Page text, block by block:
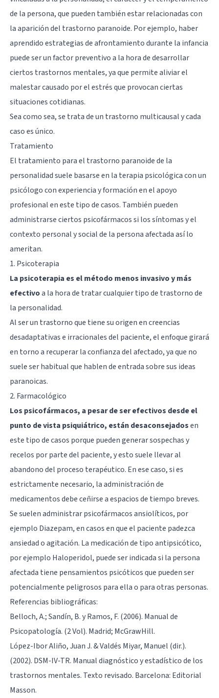
de la persona, que pueden también estar relacionadas con
la aparición del trastorno paranoide. Por ejemplo, haber
aprendido estrategias de afrontamiento durante la infancia
puede ser un factor preventivo a la hora de desarrollar
ciertos trastornos mentales, ya que permite aliviar el
malestar causado por el estrés que provocan ciertas
situaciones cotidianas.
Sea como sea, se trata de un trastorno multicausal y cada
caso es único.
Tratamiento
El tratamiento para el trastorno paranoide de la
personalidad suele basarse en la terapia psicológica con un
psicólogo con experiencia y formación en el apoyo
profesional en este tipo de casos. También pueden
administrarse ciertos psicofármacos si los síntomas y el
contexto personal y social de la persona afectada así lo
ameritan.
1. Psicoterapia
La psicoterapia es el método menos invasivo y más
efectivoa la hora de tratar cualquier tipo de trastorno de
la personalidad.
Al ser un trastorno que tiene su origen en creencias
desadaptativas e irracionales del paciente, el enfoque girará
en torno a recuperar la confianza del afectado, ya que no
suele ser habitual que hablen de entrada sobre sus ideas
paranoicas.
2. Farmacológico
Los psicofármacos, a pesar de ser efectivos desde el
punto de vista psiquiátrico, están desaconsejadosen
este tipo de casos porque pueden generar sospechas y
recelos por parte del paciente, y esto suele llevar al
abandono del proceso terapéutico. En ese caso, si es
estrictamente necesario, la administración de
medicamentos debe ceñirse a espacios de tiempo breves.
Se suelen administrarpsicofármacos ansiolíticos, por
ejemplo Diazepam, en casos en que el paciente padezca
ansiedad o agitación. La medicación de tipo antipsicótico,
por ejemplo Haloperidol, puede ser indicada si la persona
afectada tiene pensamientos psicóticos que pueden ser
potencialmente peligrosos para ella o para otras personas.
Referencias bibliográficas:
Belloch, A.; Sandín, B. y Ramos, F. (2006). Manual de
Psicopatología. (2 Vol). Madrid; McGrawHill.
López-Ibor Aliño, Juan J. & Valdés Miyar, Manuel (dir.).
(2002). DSM-IV-TR. Manual diagnóstico y estadístico de los
trastornos mentales. Texto revisado. Barcelona: Editorial
Masson.